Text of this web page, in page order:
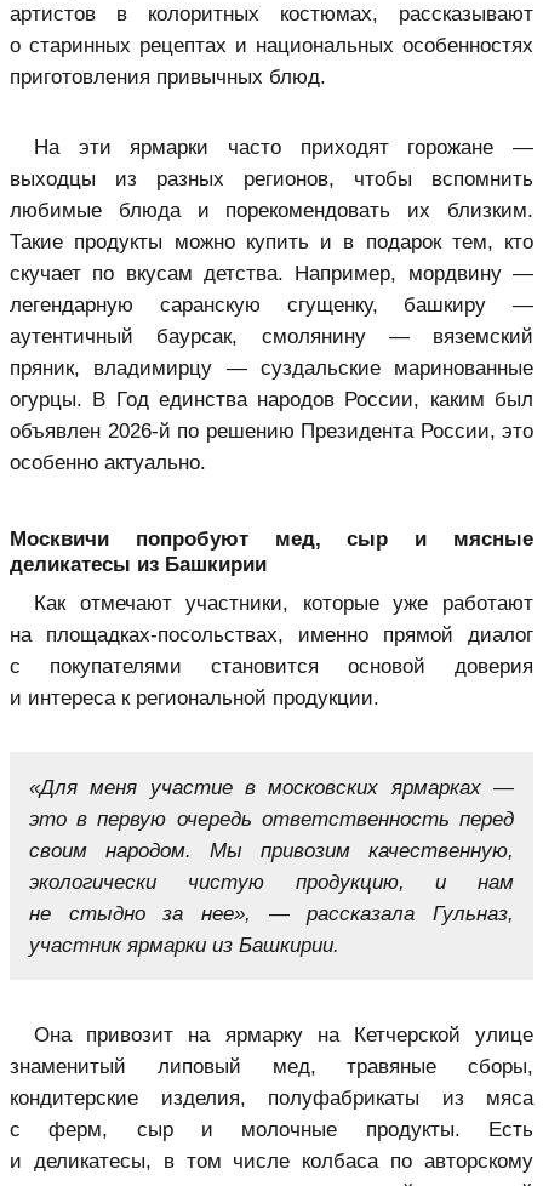
артистов в колоритных костюмах, рассказывают
о старинных рецептах и национальных особенностях
приготовления привычных блюд.
На эти ярмарки часто приходят горожане —
выходцы из разных регионов, чтобы вспомнить
любимые блюда и порекомендовать их близким.
Такие продукты можно купить и в подарок тем, кто
скучает по вкусам детства. Например, мордвину —
легендарную саранскую сгущенку, башкиру —
аутентичный баурсак, смолянину — вяземский
пряник, владимирцу — суздальские маринованные
огурцы. В Год единства народов России, каким был
объявлен 2026-й по решению Президента России, это
особенно актуально.
Москвичи попробуют мед, сыр и мясные
деликатесы из Башкирии
Как отмечают участники, которые уже работают
на площадках-посольствах, именно прямой диалог
с покупателями становится основой доверия
и интереса к региональной продукции.
«Для меня участие в московских ярмарках —
это в первую очередь ответственность перед
своим народом. Мы привозим качественную,
экологически чистую продукцию, и нам
не стыдно за нее», — рассказала Гульназ,
участник ярмарки из Башкирии.
Она привозит на ярмарку на Кетчерской улице
знаменитый липовый мед, травяные сборы,
кондитерские изделия, полуфабрикаты из мяса
с ферм, сыр и молочные продукты. Есть
и деликатесы, в том числе колбаса по авторскому